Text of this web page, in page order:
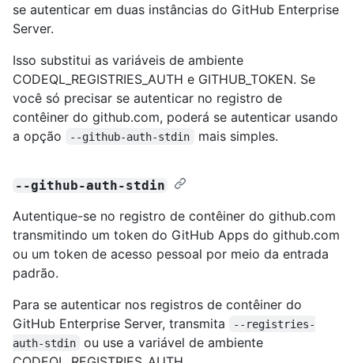
se autenticar em duas instâncias do GitHub Enterprise
Server.
Isso substitui as variáveis de ambiente
CODEQL_REGISTRIES_AUTH e GITHUB_TOKEN. Se
você só precisar se autenticar no registro de
contêiner do github.com, poderá se autenticar usando
a opção
--github-auth-stdin mais simples.
--github-auth-stdin
Autentique-se no registro de contêiner do github.com
transmitindo um token do GitHub Apps do github.com
ou um token de acesso pessoal por meio da entrada
padrão.
Para se autenticar nos registros de contêiner do
GitHub Enterprise Server, transmita
--registries-
auth-stdin
ou use a variável de ambiente